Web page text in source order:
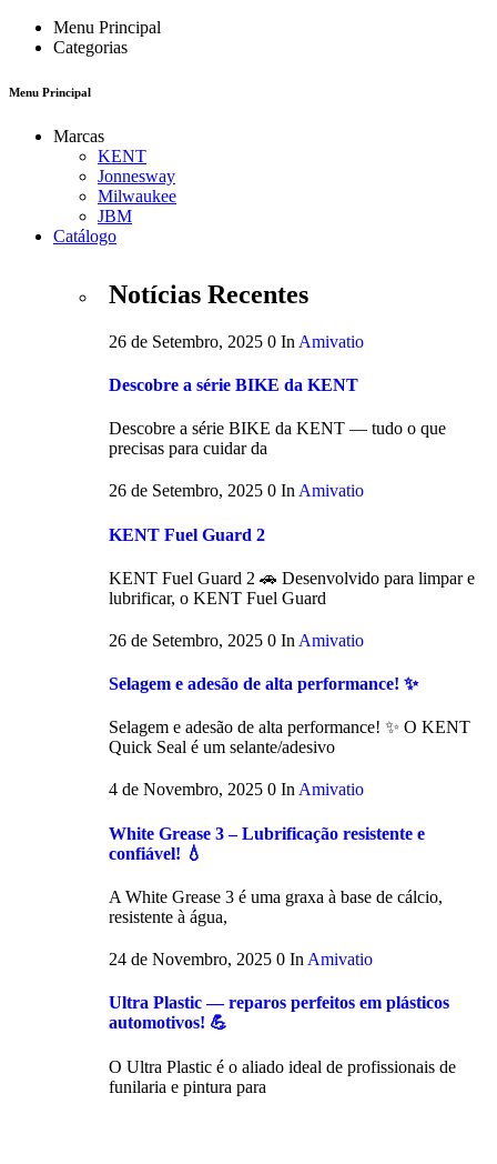
Menu Principal
Categorias
Menu Principal
Marcas
KENT
Jonnesway
Milwaukee
JBM
Catálogo
Notícias Recentes
26 de Setembro, 2025 0 In Amivatio
Descobre a série BIKE da KENT
Descobre a série BIKE da KENT — tudo o que
precisas para cuidar da
26 de Setembro, 2025 0 In Amivatio
KENT Fuel Guard 2
KENT Fuel Guard 2 🚗 Desenvolvido para limpar e
lubrificar, o KENT Fuel Guard
26 de Setembro, 2025 0 In Amivatio
Selagem e adesão de alta performance! ✨
Selagem e adesão de alta performance! ✨ O KENT
Quick Seal é um selante/adesivo
4 de Novembro, 2025 0 InAmivatio
White Grease 3 – Lubrificação resistente e
confiável! 💧
A White Grease 3 é uma graxa à base de cálcio,
resistente à água,
24 de Novembro, 2025 0 In Amivatio
Ultra Plastic — reparos perfeitos em plásticos
automotivos! 💪
O Ultra Plastic é o aliado ideal de profissionais de
funilaria e pintura para